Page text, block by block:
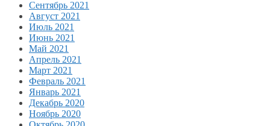
Сентябрь 2021
Август 2021
Июль 2021
Июнь 2021
Май 2021
Апрель 2021
Март 2021
Февраль 2021
Январь 2021
Декабрь 2020
Ноябрь 2020